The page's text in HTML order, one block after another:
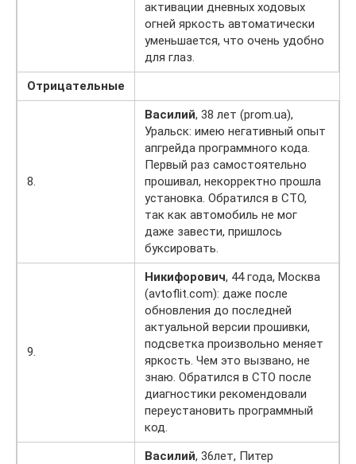
активации дневных ходовых
огней яркость автоматически
уменьшается, что очень удобно
для глаз.
Отрицательные
8.
Василий, 38 лет (prom.ua),
Уральск: имею негативный опыт
апгрейда программного кода.
Первый раз самостоятельно
прошивал, некорректно прошла
установка. Обратился в СТО,
так как автомобиль не мог
даже завести, пришлось
буксировать.
9.
Никифорович, 44 года, Москва
(avtoflit.com): даже после
обновления до последней
актуальной версии прошивки,
подсветка произвольно меняет
яркость. Чем это вызвано, не
знаю. Обратился в СТО после
диагностики рекомендовали
переустановить программный
код.
Василий, 36лет, Питер